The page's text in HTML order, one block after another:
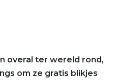
overal ter wereld rond,
om ze gratis blikjes